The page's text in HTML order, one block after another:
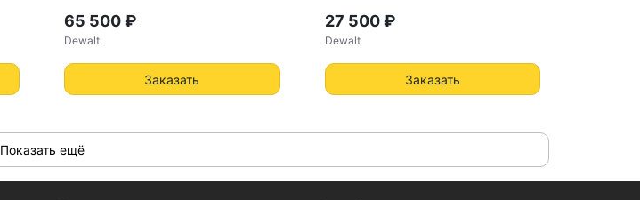
65 500 ₽
Dewalt
Заказать
27 500 ₽
Dewalt
Заказать
Показать ещё